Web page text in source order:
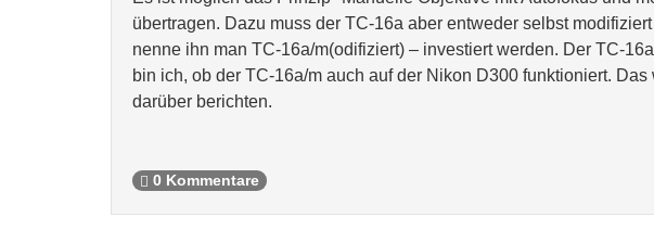
übertragen. Dazu muss der TC-16a aber entweder selbst
nenne ihn man TC-16a/m(odifiziert) – investiert werden. Der TC-
bin ich, ob der TC-16a/m auch auf der Nikon D300 funktioniert.
darüber berichten.
0 Kommentare